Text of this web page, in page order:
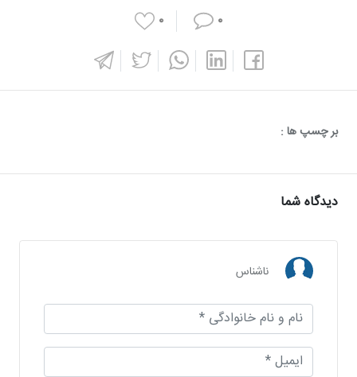
۰
۰
بر چسپ ها :
دیدگاه شما
ناشناس